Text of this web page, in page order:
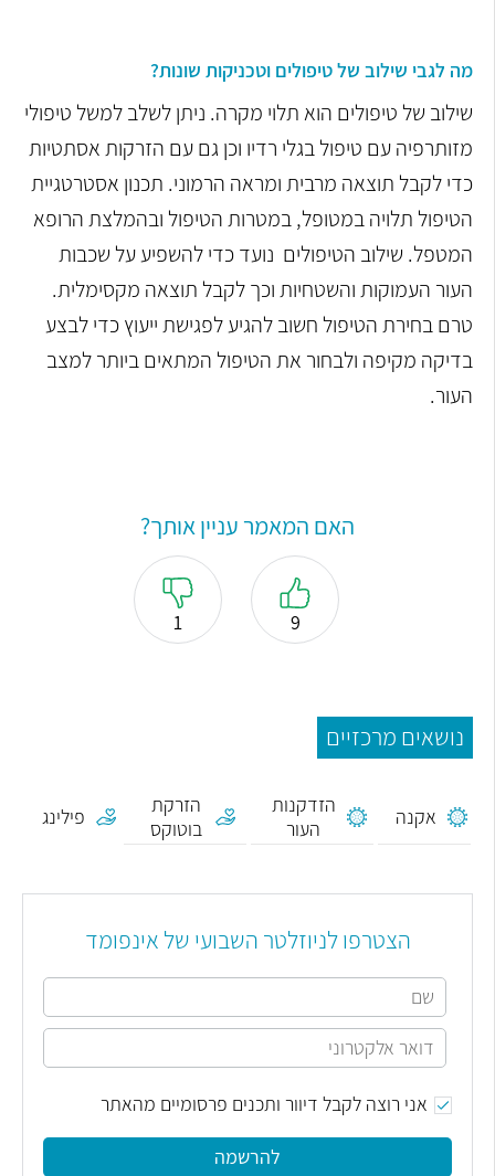
מה לגבי שילוב של טיפולים וטכניקות שונות?
שילוב של טיפולים הוא תלוי מקרה. ניתן לשלב למשל טיפולי
מזותרפיה עם טיפול בגלי רדיו וכן גם עם הזרקות אסתטיות
כדי לקבל תוצאה מרבית ומראה הרמוני. תכנון אסטרטגיית
הטיפול תלויה במטופל, במטרות הטיפול ובהמלצת הרופא
המטפל. שילוב הטיפולים נועד כדי להשפיע על שכבות
העור העמוקות והשטחיות וכך לקבל תוצאה מקסימלית.
טרם בחירת הטיפול חשוב להגיע לפגישת ייעוץ כדי לבצע
בדיקה מקיפה ולבחור את הטיפול המתאים ביותר למצב
העור.
האם המאמר עניין אותך?
9
1
נושאים מרכזיים
אקנה
הזדקנות
העור
הזרקת
בוטוקס
פילינג
הצטרפו לניוזלטר השבועי של אינפומד
אני רוצה לקבל דיוור ותכנים פרסומיים מהאתר
להרשמה